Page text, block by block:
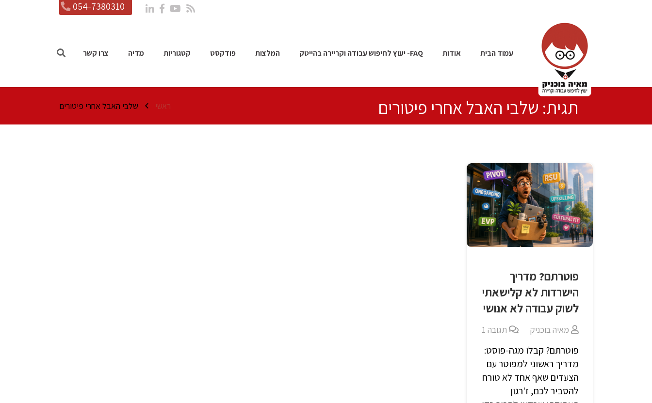
054-7380310
עמוד הבית אודות FAQ- יעוץ לחיפוש עבודה וקריירה בהייטק המלצות פודקסט קטגוריות מדיה צרו קשר
תגית: שלבי האבל אחרי פיטורים ראשי שלבי האבל אחרי פיטורים
פוטרתם? מדריך
הישרדות לא קלישאתי
לשוק עבודה לא אנושי
מאיה בוכניק תגובה1
פוטרתם? קבלו מגה-פוסט:
מדריך ראשוני למפוטר עם
הצעדים שאף אחד לא טורח
להסביר לכם, ז'רגון